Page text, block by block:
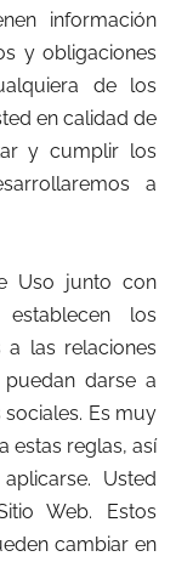
información
y obligaciones
de los
en calidad de
y cumplir los
a
Uso junto con
los
a las relaciones
darse a
Es muy
estas reglas, así
Usted
Web. Estos
cambiar en